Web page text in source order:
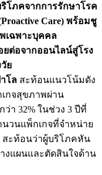
โภคจากการรักษาโรค
Care) พร้อมชู
เฉพาะบุคคล
ยต่อจากออนไลน์สู่โรง
ย
โล สะท้อนแนวโน้มดัง
กจสุขภาพผ่าน
า 32% ในช่วง 3 ปีที่
วนแพ็กเกจที่จำหน่าย
สะท้อนว่าผู้บริโภคหัน
งแผนและตัดสินใจด้าน